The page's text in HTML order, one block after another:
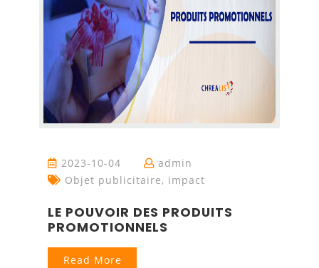
2023-10-04
admin
Objet publicitaire, impact
LE POUVOIR DES PRODUITS
PROMOTIONNELS
Read More